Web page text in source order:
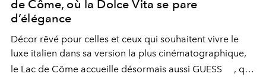
de Côme, où la Dolce Vita se pare
d’élégance
Décor rêvé pour celles et ceux qui souhaitent vivre le
luxe italien dans sa version la plus cinématographique,
le Lac de Côme accueille désormais aussi GUESS
, qui